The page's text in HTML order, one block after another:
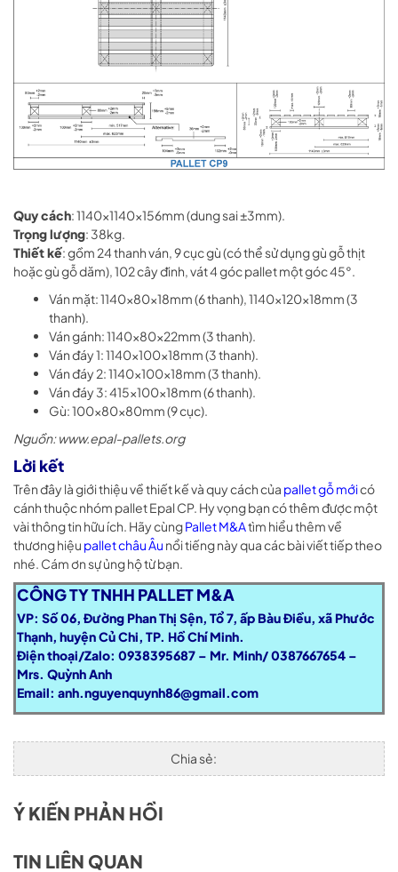
Quy cách: 1140x1140x156mm (dung sai ±3mm).
Trọng lượng: 38kg.
Thiết kế: gồm 24 thanh ván, 9 cục gù (có thể sử dụng gù gỗ thịt
hoặc gù gỗ dăm), 102 cây đinh, vát 4 góc pallet một góc 45°.
Ván mặt: 1140x80x18mm (6 thanh), 1140x120x18mm (3
thanh).
Ván gánh: 1140x80x22mm (3 thanh).
Ván đáy 1: 1140x100x18mm (3 thanh).
Ván đáy 2: 1140x100x18mm (3 thanh).
Ván đáy 3: 415x100x18mm (6 thanh).
Gù: 100x80x80mm (9 cục).
Nguồn: www.epal-pallets.org
Lời kết
Trên đây là giới thiệu về thiết kế và quy cách của pallet gỗ mớicó
cánh thuộc nhóm pallet Epal CP. Hy vọng bạn có thêm được một
vài thông tin hữu ích. Hãy cùngPallet M&Atìm hiểu thêm về
thương hiệu pallet châu Âu nổi tiếng này qua các bài viết tiếp theo
nhé. Cám ơn sự ủng hộ từ bạn.
CÔNG TY TNHH PALLET M&A
VP: Số 06, Đường Phan Thị Sện, Tổ 7, ấp Bàu Điều, xã Phước
Thạnh, huyện Củ Chi, TP. Hồ Chí Minh.
Điện thoại/Zalo: 0938395687 – Mr. Minh/ 0387667654 –
Mrs. Quỳnh Anh
Email: anh.nguyenquynh86@gmail.com
Chia sẻ:
Ý KIẾN PHẢN HỒI
TIN LIÊN QUAN